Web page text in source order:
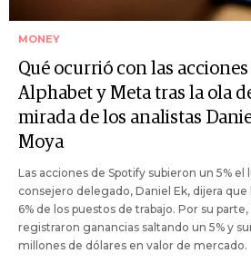
MONEY
Qué ocurrió con las
Alphabet y Meta tras la ola
mirada de los analistas
Moya
Las acciones de Spotify subieron un 5% el
consejero delegado, Daniel Ek, dijera
6% de los puestos de trabajo. Por su
registraron ganancias saltando un 5% y
millones de dólares en valor de mercado.